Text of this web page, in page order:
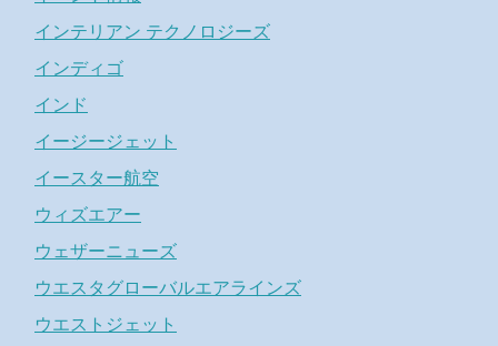
インテリアン テクノロジーズ
インディゴ
インド
イージージェット
イースター航空
ウィズエアー
ウェザーニューズ
ウエスタグローバルエアラインズ
ウエストジェット